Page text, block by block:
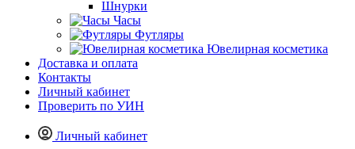
Шнурки
Часы
Футляры
Ювелирная косметика
Доставка и оплата
Контакты
Личный кабинет
Проверить по УИН
Личный кабинет